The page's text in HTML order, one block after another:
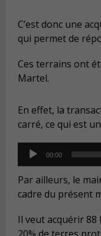
C’est donc une
qui permet de
Ces terrains ont
Martel.
En effet, la
carré, ce qui est
Audio
Player
00:00
Par ailleurs, le
cadre du présent
Il veut acquérir